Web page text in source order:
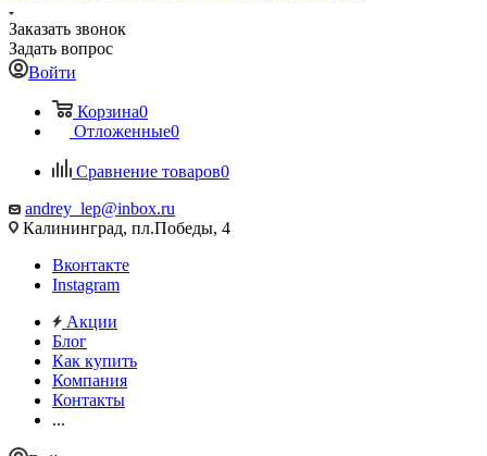
Заказать звонок
Задать вопрос
Войти
Корзина0
Отложенные0
Сравнение товаров0
andrey_lep@inbox.ru
Калининград, пл.Победы, 4
Вконтакте
Instagram
Акции
Блог
Как купить
Компания
Контакты
...